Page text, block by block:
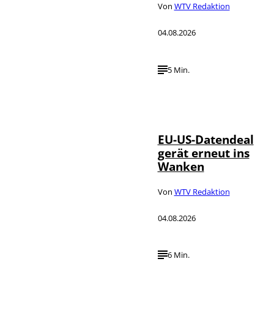
Von WTV Redaktion
04.08.2026
5 Min.
EU-US-Datendeal
gerät erneut ins
Wanken
Von WTV Redaktion
04.08.2026
6 Min.